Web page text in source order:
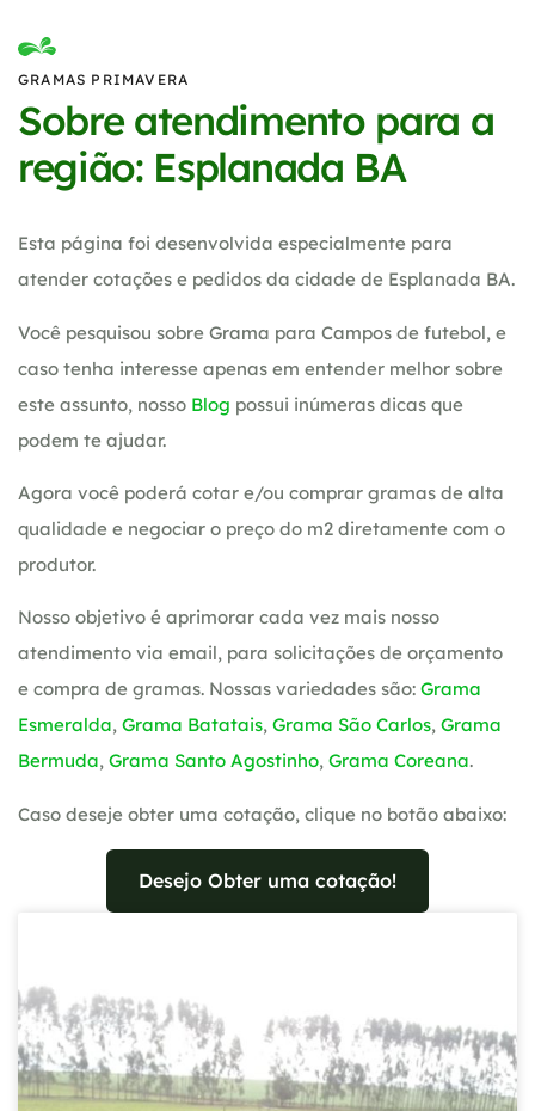
GRAMAS PRIMAVERA
Sobre atendimento para a
região: Esplanada BA
Esta página foi desenvolvida especialmente para
atender cotações e pedidos da cidade de Esplanada BA.
Você pesquisou sobre Grama para Campos de futebol, e
caso tenha interesse apenas em entender melhor sobre
este assunto, nosso Blog possui inúmeras dicas que
podem te ajudar.
Agora você poderá cotar e/ou comprar gramas de alta
qualidade e negociar o preço do m2 diretamente com o
produtor.
Nosso objetivo é aprimorar cada vez mais nosso
atendimento via email, para solicitações de orçamento
e compra de gramas. Nossas variedades são: Grama
Esmeralda, Grama Batatais, Grama São Carlos, Grama
Bermuda, Grama Santo Agostinho, Grama Coreana.
Caso deseje obter uma cotação, clique no botão abaixo:
Desejo Obter uma cotação!